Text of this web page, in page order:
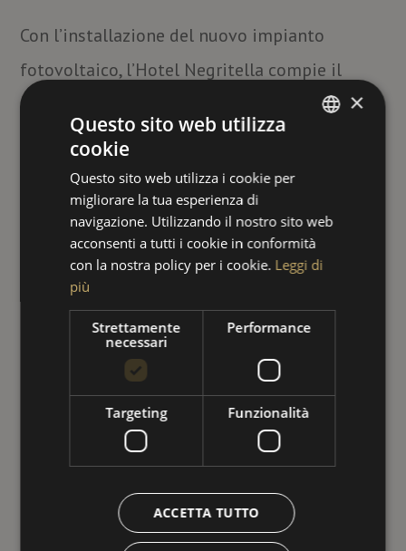
Con l’installazione del nuovo impianto
fotovoltaico, l’Hotel Negritella compie il
primo passo verso un futuro improntato alla
sostenibilità, puntando a ridurre le emissioni
di CO₂ e a migliorare l’efficienza energetica
della struttura.
Costo totale del progetto: €74.445,80
Contributo FESR: €29.788,32
×
Questo sito web utilizza
cookie
Questo sito web utilizza i cookie per
migliorare la tua esperienza di
navigazione. Utilizzando il nostro sito web
acconsenti a tutti i cookie in conformità
con la nostra policy per i cookie. Leggi di
più
Strettamente
necessari
Performance
Targeting Funzionalità
ACCETTA TUTTO